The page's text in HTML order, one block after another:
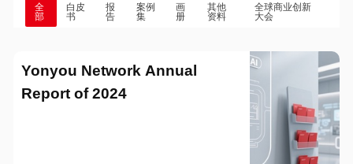
全
部
白皮
书
报
告
案例
集
画
册
其他
资料
全球商业创新
大会
Yonyou Network Annual
Report of 2024